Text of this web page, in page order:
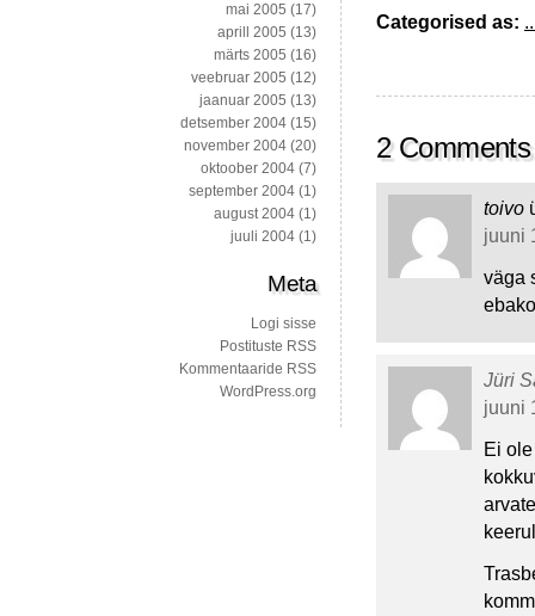
Categorised as:
2 Comments
toivo
juuni
väga
Jüri
juuni
Ei
mai 2005 (17)
aprill 2005 (13)
märts 2005 (16)
veebruar 2005 (12)
jaanuar 2005 (13)
detsember 2004 (15)
november 2004 (20)
oktoober 2004 (7)
september 2004 (1)
august 2004 (1)
juuli 2004 (1)
Meta
Logi sisse
Postituste RSS
Kommentaaride RSS
WordPress.org